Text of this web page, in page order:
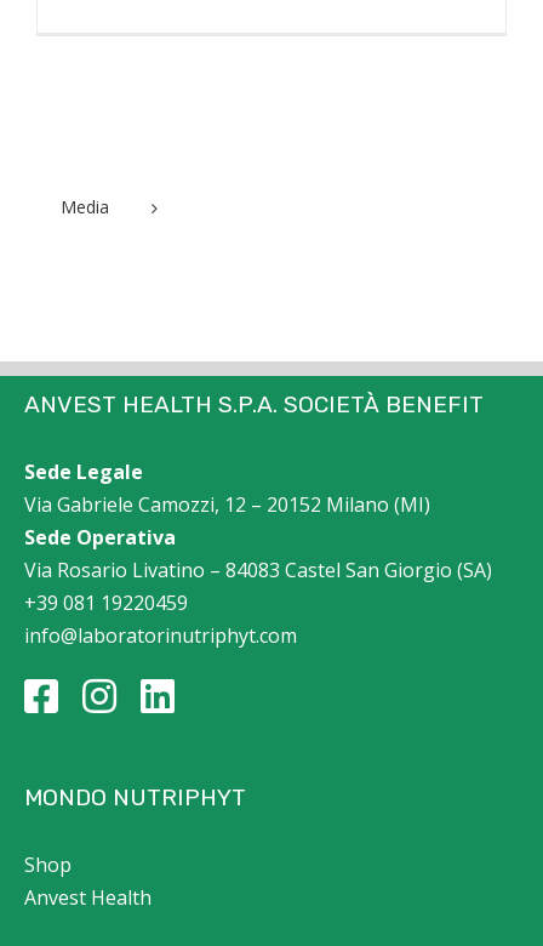
Media
ANVEST HEALTH S.P.A. SOCIETÀ BENEFIT
Sede Legale
Via Gabriele Camozzi, 12 – 20152 Milano (MI)
Sede Operativa
Via Rosario Livatino – 84083 Castel San Giorgio (SA)
+39 081 19220459
info@laboratorinutriphyt.com
MONDO NUTRIPHYT
Shop
Anvest Health